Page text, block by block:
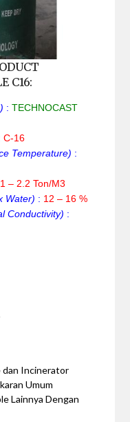
C16:
:TECHNOCAST
C-16
Temperature) :
– 2.2 Ton/M3
Water) : 12 – 16 %
Conductivity) :
dan Incinerator
Umum
Lainnya Dengan